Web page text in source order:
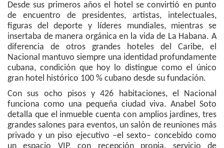
Desde sus primeros años el hotel se convirtió en punto
de encuentro de presidentes, artistas, intelectuales,
figuras del deporte y líderes mundiales, mientras se
insertaba de manera orgánica en la vida de La Habana. A
diferencia de otros grandes hoteles del Caribe, el
Nacional mantuvo siempre una identidad profundamente
cubana, condición que hoy lo distingue como el único
gran hotel histórico 100 % cubano desde su fundación.
Con sus ocho pisos y 426 habitaciones, el Nacional
funciona como una pequeña ciudad viva. Anabel Soto
detalla que el inmueble cuenta con amplios jardines, tres
grandes salones para eventos, un salón de reuniones más
privado y un piso ejecutivo –el sexto– concebido como